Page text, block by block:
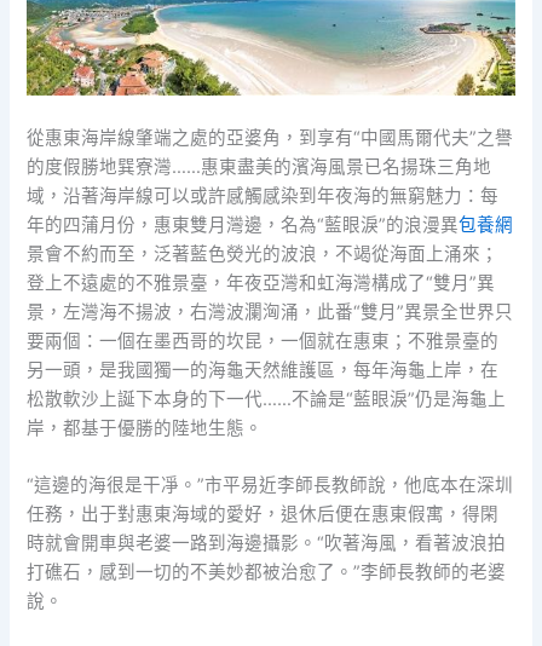
從惠東海岸線肇端之處的亞婆角，到享有“中國馬爾代夫”之譽
的度假勝地巽寮灣……惠東盡美的濱海風景已名揚珠三角地
域，沿著海岸線可以或許感觸感染到年夜海的無窮魅力：每
年的四蒲月份，惠東雙月灣邊，名為“藍眼淚”的浪漫異包養網
景會不約而至，泛著藍色熒光的波浪，不竭從海面上涌來；
登上不遠處的不雅景臺，年夜亞灣和虹海灣構成了“雙月”異
景，左灣海不揚波，右灣波瀾洶涌，此番“雙月”異景全世界只
要兩個：一個在墨西哥的坎昆，一個就在惠東；不雅景臺的
另一頭，是我國獨一的海龜天然維護區，每年海龜上岸，在
松散軟沙上誕下本身的下一代……不論是“藍眼淚”仍是海龜上
岸，都基于優勝的陸地生態。
“這邊的海很是干凈。”市平易近李師長教師說，他底本在深圳
任務，出于對惠東海域的愛好，退休后便在惠東假寓，得閑
時就會開車與老婆一路到海邊攝影。“吹著海風，看著波浪拍
打礁石，感到一切的不美妙都被治愈了。”李師長教師的老婆
說。